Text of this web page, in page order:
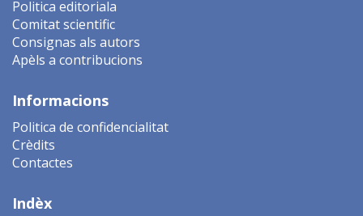
Politica editoriala
Comitat scientific
Consignas als autors
Apèls a contribucions
Informacions
Politica de confidencialitat
Crèdits
Contactes
Indèx